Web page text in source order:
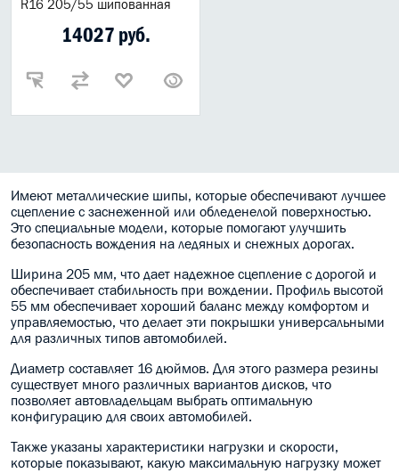
R16 205/55 шипованная
14027 руб.
Имеют металлические шипы, которые обеспечивают лучшее
сцепление с заснеженной или обледенелой поверхностью.
Это специальные модели, которые помогают улучшить
безопасность вождения на ледяных и снежных дорогах.
Ширина 205 мм, что дает надежное сцепление с дорогой и
обеспечивает стабильность при вождении. Профиль высотой
55 мм обеспечивает хороший баланс между комфортом и
управляемостью, что делает эти покрышки универсальными
для различных типов автомобилей.
Диаметр составляет 16 дюймов. Для этого размера резины
существует много различных вариантов дисков, что
позволяет автовладельцам выбрать оптимальную
конфигурацию для своих автомобилей.
Также указаны характеристики нагрузки и скорости,
которые показывают, какую максимальную нагрузку может